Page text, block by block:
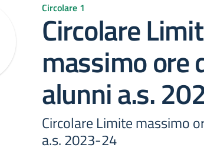
Circolare 1
Circolare
massimo ore
alunni a.s.
Circolare Limite massimo
a.s. 2023-24